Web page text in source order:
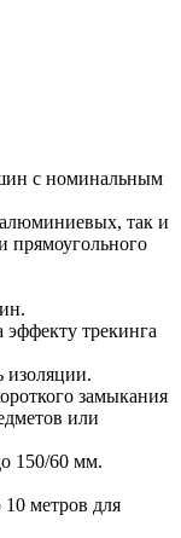
с номинальным
так и
прямоугольного
трекинга
изоляции.
замыкания
или
150/60 мм.
метров для